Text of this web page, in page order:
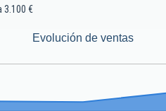
3.100 €
Evolución de ventas